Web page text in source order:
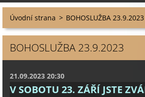
Úvodní strana > BOHOSLUŽBA 23.9.2023
BOHOSLUŽBA 23.9.2023
21.09.2023 20:30
V SOBOTU 23. ZÁŘÍ JSTE